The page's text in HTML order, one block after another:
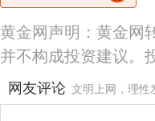
黄金网声明：黄金网
并不构成投资建议。
网友评论 文明上网，理性